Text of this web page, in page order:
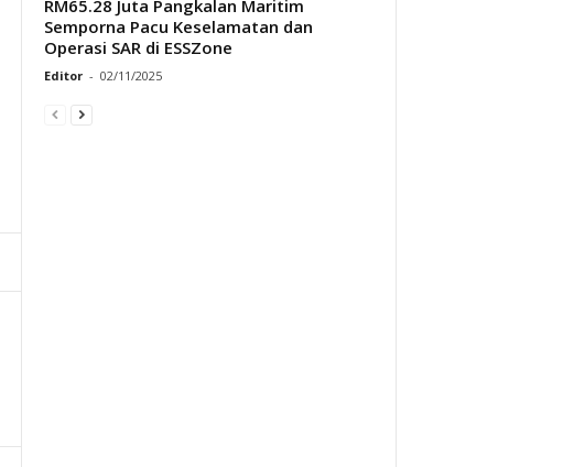
RM65.28 Juta Pangkalan Maritim
Semporna Pacu Keselamatan dan
Operasi SAR di ESSZone
Editor - 02/11/2025